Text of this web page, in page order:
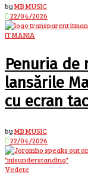
byMB MUSIC
22/04/2026
IT MANIA
Penuria de
lansările
cu ecran
byMB MUSIC
22/04/2026
Vedete